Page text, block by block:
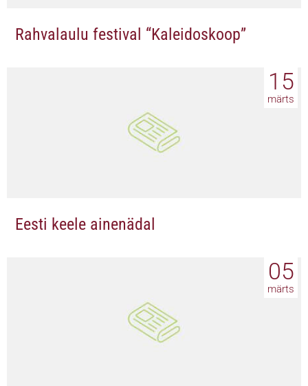
Rahvalaulu festival “Kaleidoskoop”
15
märts
Eesti keele ainenädal
05
märts